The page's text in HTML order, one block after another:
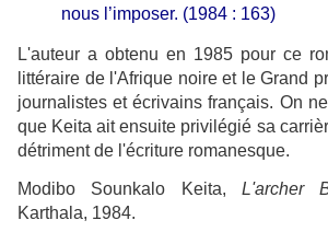
nous l’imposer. (1984 : 163)
L'auteur a obtenu en 1985 pour ce
littéraire de l'Afrique noire et le Grand
journalistes et écrivains français. On
que Keita ait ensuite privilégié sa
détriment de l'écriture romanesque.
Modibo Sounkalo Keita, L'archer
Karthala, 1984.